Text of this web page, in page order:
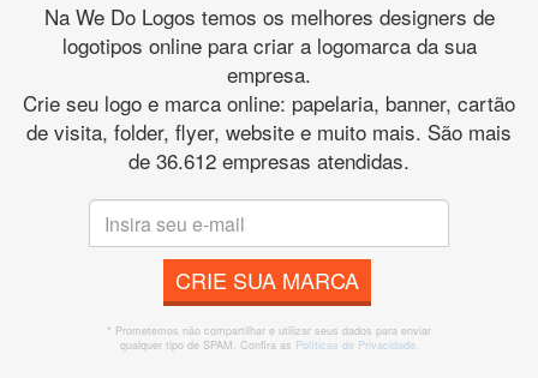
Na We Do Logos temos os melhores designers de
logotipos online para criar a logomarca da sua
empresa.
Crie seu logo e marca online: papelaria, banner, cartão
de visita, folder, flyer, website e muito mais. São mais
de 36.612 empresas atendidas.
CRIE SUA MARCA
* Prometemos não compartilhar e utilizar seus dados para enviar
qualquer tipo de SPAM. Confira as Políticas de Privacidade.